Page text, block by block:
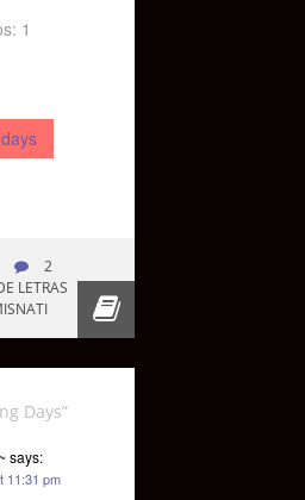
1
2
LETRAS
Days”
says:
11:31 pm